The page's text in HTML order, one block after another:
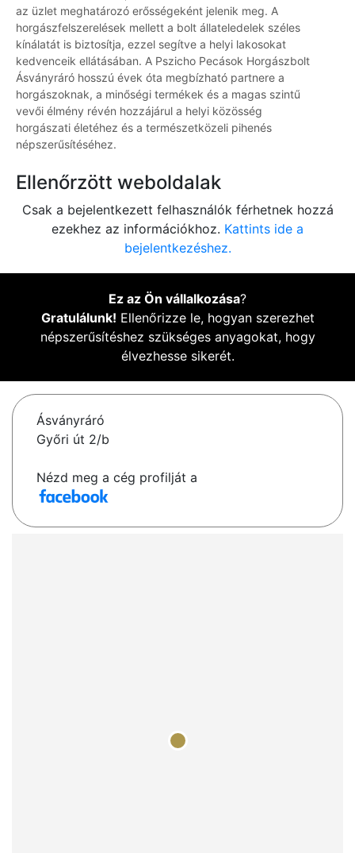
az üzlet meghatározó erősségeként jelenik meg. A
horgászfelszerelések mellett a bolt állateledelek széles
kínálatát is biztosítja, ezzel segítve a helyi lakosokat
kedvenceik ellátásában. A Pszicho Pecások Horgászbolt
Ásványráró hosszú évek óta megbízható partnere a
horgászoknak, a minőségi termékek és a magas szintű
vevői élmény révén hozzájárul a helyi közösség
horgászati életéhez és a természetközeli pihenés
népszerűsítéséhez.
Ellenőrzött weboldalak
Csak a bejelentkezett felhasználók férhetnek hozzá
ezekhez az információkhoz. Kattints ide a
bejelentkezéshez.
Ez az Ön vállalkozása?
Gratulálunk! Ellenőrizze le, hogyan szerezhet
népszerűsítéshez szükséges anyagokat, hogy
élvezhesse sikerét.
Ásványráró
Győri út 2/b
Nézd meg a cég profilját a